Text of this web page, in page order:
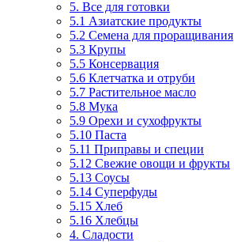
5. Все для готовки
5.1 Азиатские продукты
5.2 Семена для проращивания
5.3 Крупы
5.5 Консервация
5.6 Клетчатка и отруби
5.7 Растительное масло
5.8 Мука
5.9 Орехи и сухофрукты
5.10 Паста
5.11 Приправы и специи
5.12 Свежие овощи и фрукты
5.13 Соусы
5.14 Суперфуды
5.15 Хлеб
5.16 Хлебцы
4. Сладости